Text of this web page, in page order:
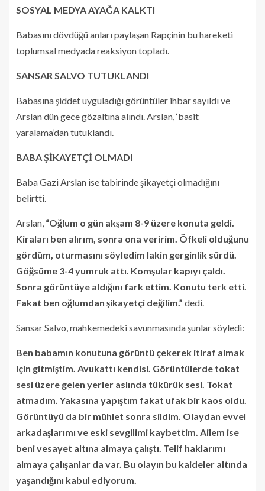
SOSYAL MEDYA AYAĞA KALKTI
Babasını dövdüğü anları paylaşan Rapçinin bu hareketi
toplumsal medyada reaksiyon topladı.
SANSAR SALVO TUTUKLANDI
Babasına şiddet uyguladığı görüntüler ihbar sayıldı ve
Arslan dün gece gözaltına alındı. Arslan, ‘basit
yaralama’dan tutuklandı.
BABA ŞİKAYETÇİ OLMADI
Baba Gazi Arslan ise tabirinde şikayetçi olmadığını
belirtti.
Arslan, “Oğlum o gün akşam 8-9 üzere konuta geldi.
Kiraları ben alırım, sonra ona veririm. Öfkeli olduğunu
gördüm, oturmasını söyledim lakin gerginlik sürdü.
Göğsüme 3-4 yumruk attı. Komşular kapıyı çaldı.
Sonra görüntüye aldığını fark ettim. Konutu terk etti.
Fakat ben oğlumdan şikayetçi değilim.” dedi.
Sansar Salvo, mahkemedeki savunmasında şunlar söyledi:
Ben babamın konutuna görüntü çekerek itiraf almak
için gitmiştim. Avukattı kendisi. Görüntülerde tokat
sesi üzere gelen yerler aslında tükürük sesi. Tokat
atmadım. Yakasına yapıştım fakat ufak bir kaos oldu.
Görüntüyü da bir mühlet sonra sildim. Olaydan evvel
arkadaşlarımı ve eski sevgilimi kaybettim. Ailem ise
beni vesayet altına almaya çalıştı. Telif haklarımı
almaya çalışanlar da var. Bu olayın bu kaideler altında
yaşandığını kabul ediyorum.